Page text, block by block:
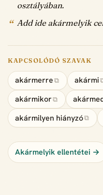
osztályában.
Add ide akármelyik
KAPCSOLÓDÓ SZAVAK
akármerre ⧉ akármi
akármikor⧉
akármilyen hiányzó⧉
Akármelyik ellentétei →